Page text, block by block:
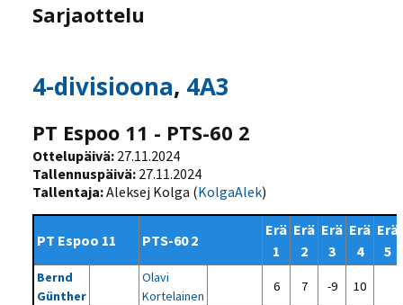
Sarjaottelu
4-divisioona, 4A3
PT Espoo 11 - PTS-60 2
Ottelupäivä: 27.11.2024
Tallennuspäivä: 27.11.2024
Tallentaja:Aleksej Kolga (KolgaAlek)
PT Espoo 11 PTS-60 2
Erä
1
Erä
2
Erä
3
Erä
4
Erä
5
Bernd
Günther
Olavi
Kortelainen
6 7 -9 10